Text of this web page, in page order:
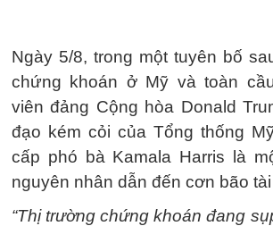
Ngày 5/8, trong một tuyên bố
chứng khoán ở Mỹ và toàn
viên đảng Cộng hòa Donald
đạo kém cỏi của Tổng thống
cấp phó bà Kamala Harris là
nguyên nhân dẫn đến cơn bão
“Thị trường chứng khoán đang